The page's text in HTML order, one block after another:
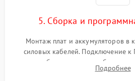
5. Сборка и
Монтаж плат и аккумуляторов в
силовых кабелей. Подключение
калибровки констант батареи,
срабатывания AVR и сброса
Подробнее